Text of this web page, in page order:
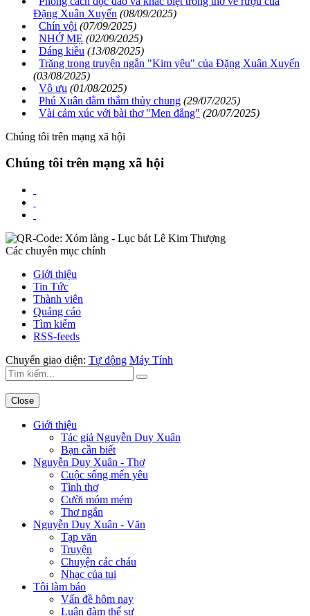
Đặng Xuân Xuyến (08/09/2025)
Chín vội (07/09/2025)
NHỚ MẸ (02/09/2025)
Dáng kiều (13/08/2025)
Trăng trong truyện ngắn "Kim yêu" của Đặng Xuân Xuyến
(03/08/2025)
Vô ưu (01/08/2025)
Phú Xuân đằm thắm thủy chung (29/07/2025)
Vài cảm xúc với bài thơ "Men đắng" (20/07/2025)
Chúng tôi trên mạng xã hội
Chúng tôi trên mạng xã hội
Các chuyên mục chính
Giới thiệu
Tin Tức
Thành viên
Quảng cáo
Tìm kiếm
RSS-feeds
Chuyển giao diện: Tự động Máy Tính
Close
Giới thiệu
Tác giả Nguyễn Duy Xuân
Bạn cần biết
Nguyễn Duy Xuân - Thơ
Cuộc sống mến yêu
Tình thơ
Cười móm mém
Thơ ngắn
Nguyễn Duy Xuân - Văn
Tạp văn
Truyện
Chuyện các cháu
Nhạc của tui
Tôi làm báo
Vấn đề hôm nay
Luận đàm thế sự